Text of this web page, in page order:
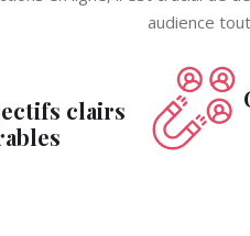
audience
clairs